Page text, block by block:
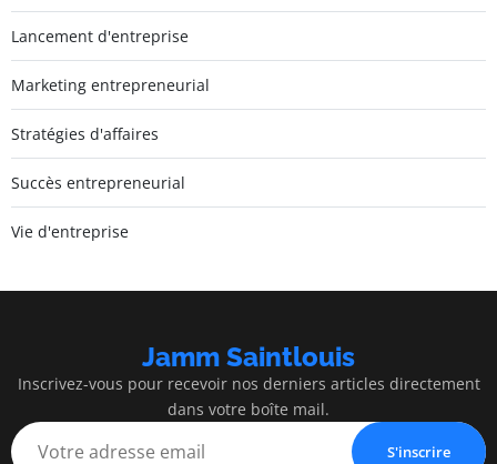
Lancement d'entreprise
Marketing entrepreneurial
Stratégies d'affaires
Succès entrepreneurial
Vie d'entreprise
Jamm Saintlouis
Inscrivez-vous pour recevoir nos derniers articles directement
dans votre boîte mail.
S'inscrire